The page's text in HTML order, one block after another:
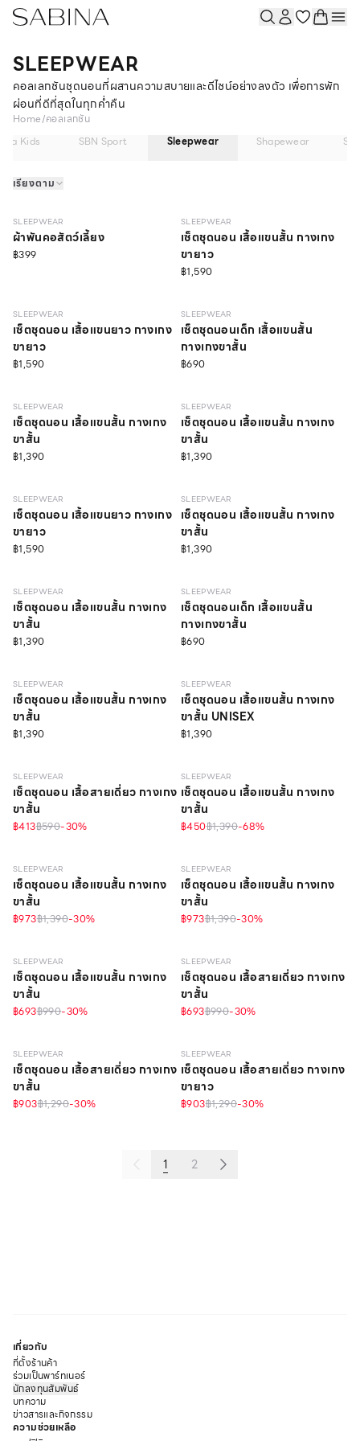
SLEEPWEAR
คอลเลกชันชุดนอนที่ผสานความสบายและดีไซน์อย่างลงตัว เพื่อการพัก
ผ่อนที่ดีที่สุดในทุกค่ำคืน
Home/คอลเลกชัน
Kids
SBN Sport Sleepwear Shapewear
เรียงตาม
NEW
SLEEPWEAR
ผ้าพันคอสัตว์เลี้ยง
฿399
SLEEPWEAR
เซ็ตชุดนอน เสื้อแขนสั้น กางเกง
ขายาว
฿1,590
SLEEPWEAR
เซ็ตชุดนอน เสื้อแขนยาว กางเกง
ขายาว
฿1,590
SLEEPWEAR
เซ็ตชุดนอนเด็ก เสื้อแขนสั้น
กางเกงขาสั้น
฿690
SLEEPWEAR
เซ็ตชุดนอน เสื้อแขนสั้น กางเกง
ขาสั้น
฿1,390
SLEEPWEAR
เซ็ตชุดนอน เสื้อแขนสั้น กางเกง
ขาสั้น
฿1,390
SLEEPWEAR
เซ็ตชุดนอน เสื้อแขนยาว กางเกง
ขายาว
฿1,590
SLEEPWEAR
เซ็ตชุดนอน เสื้อแขนสั้น กางเกง
ขาสั้น
฿1,390
SLEEPWEAR
เซ็ตชุดนอน เสื้อแขนสั้น กางเกง
ขาสั้น
฿1,390
SLEEPWEAR
เซ็ตชุดนอนเด็ก เสื้อแขนสั้น
กางเกงขาสั้น
฿690
SLEEPWEAR
เซ็ตชุดนอน เสื้อแขนสั้น กางเกง
ขาสั้น
฿1,390
SLEEPWEAR
เซ็ตชุดนอน เสื้อแขนสั้น กางเกง
ขาสั้น UNISEX
฿1,390
SLEEPWEAR
เซ็ตชุดนอน เสื้อสายเดี่ยว กางเกง
ขาสั้น
฿413฿590-30%
SLEEPWEAR
เซ็ตชุดนอน เสื้อแขนสั้น กางเกง
ขาสั้น
฿450฿1,390-68%
SLEEPWEAR
เซ็ตชุดนอน เสื้อแขนสั้น กางเกง
ขาสั้น
฿973฿1,390-30%
SLEEPWEAR
เซ็ตชุดนอน เสื้อแขนสั้น กางเกง
ขาสั้น
฿973฿1,390-30%
SLEEPWEAR
เซ็ตชุดนอน เสื้อแขนสั้น กางเกง
ขาสั้น
฿693฿990-30%
SLEEPWEAR
เซ็ตชุดนอน เสื้อสายเดี่ยว กางเกง
ขาสั้น
฿693฿990-30%
วัสดุรีไซเคิล
SLEEPWEAR
เซ็ตชุดนอน เสื้อสายเดี่ยว กางเกง
ขาสั้น
฿903฿1,290-30%
วัสดุรีไซเคิล
SLEEPWEAR
เซ็ตชุดนอน เสื้อสายเดี่ยว กางเกง
ขายาว
฿903฿1,290-30%
1 2
เกี่ยวกับ
ที่ตั้งร้านค้า
ร่วมเป็นพาร์ทเนอร์
นักลงทุนสัมพันธ์
บทความ
ข่าวสารและกิจกรรม
ความช่วยเหลือ